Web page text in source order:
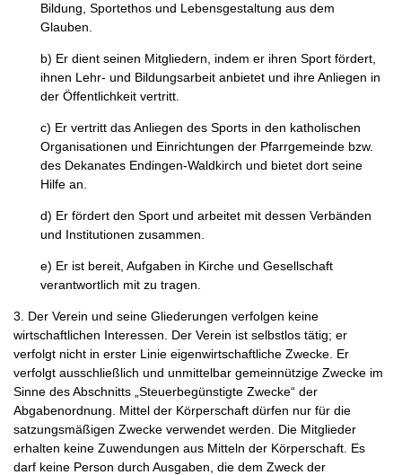
Bildung, Sportethos und Lebensgestaltung aus dem
Glauben.
b) Er dient seinen Mitgliedern, indem er ihren Sport fördert,
ihnen Lehr- und Bildungsarbeit anbietet und ihre Anliegen in
der Öffentlichkeit vertritt.
c) Er vertritt das Anliegen des Sports in den katholischen
Organisationen und Einrichtungen der Pfarrgemeinde bzw.
des Dekanates Endingen-Waldkirch und bietet dort seine
Hilfe an.
d) Er fördert den Sport und arbeitet mit dessen Verbänden
und Institutionen zusammen.
e) Er ist bereit, Aufgaben in Kirche und Gesellschaft
verantwortlich mit zu tragen.
3. Der Verein und seine Gliederungen verfolgen keine
wirtschaftlichen Interessen. Der Verein ist selbstlos tätig; er
verfolgt nicht in erster Linie eigenwirtschaftliche Zwecke. Er
verfolgt ausschließlich und unmittelbar gemeinnützige Zwecke im
Sinne des Abschnitts „Steuerbegünstigte Zwecke“ der
Abgabenordnung. Mittel der Körperschaft dürfen nur für die
satzungsmäßigen Zwecke verwendet werden. Die Mitglieder
erhalten keine Zuwendungen aus Mitteln der Körperschaft. Es
darf keine Person durch Ausgaben, die dem Zweck der